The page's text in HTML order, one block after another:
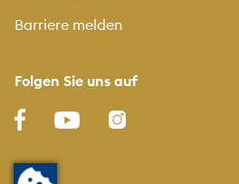
Barriere melden
Folgen Sie uns auf